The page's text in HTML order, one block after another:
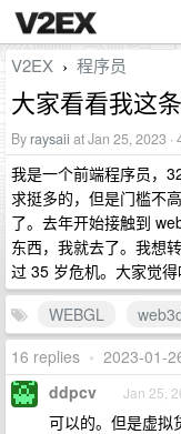
V2EX › 程序员
大家看看我这
By raysaii at Jan 25, 2023 ·
我是一个前端程序员，
求挺多的，但是门槛不
了。去年开始接触到
东西，我就去了。我想
过 35 岁危机。大家觉
WEBGL
16 replies • 2023-01-
ddpcv Jan 25,
可以的。但是虚拟